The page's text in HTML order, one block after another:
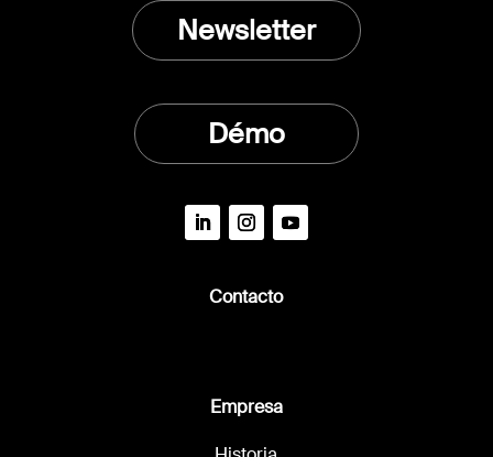
Empresa
Contacto
Newsletter
Démo